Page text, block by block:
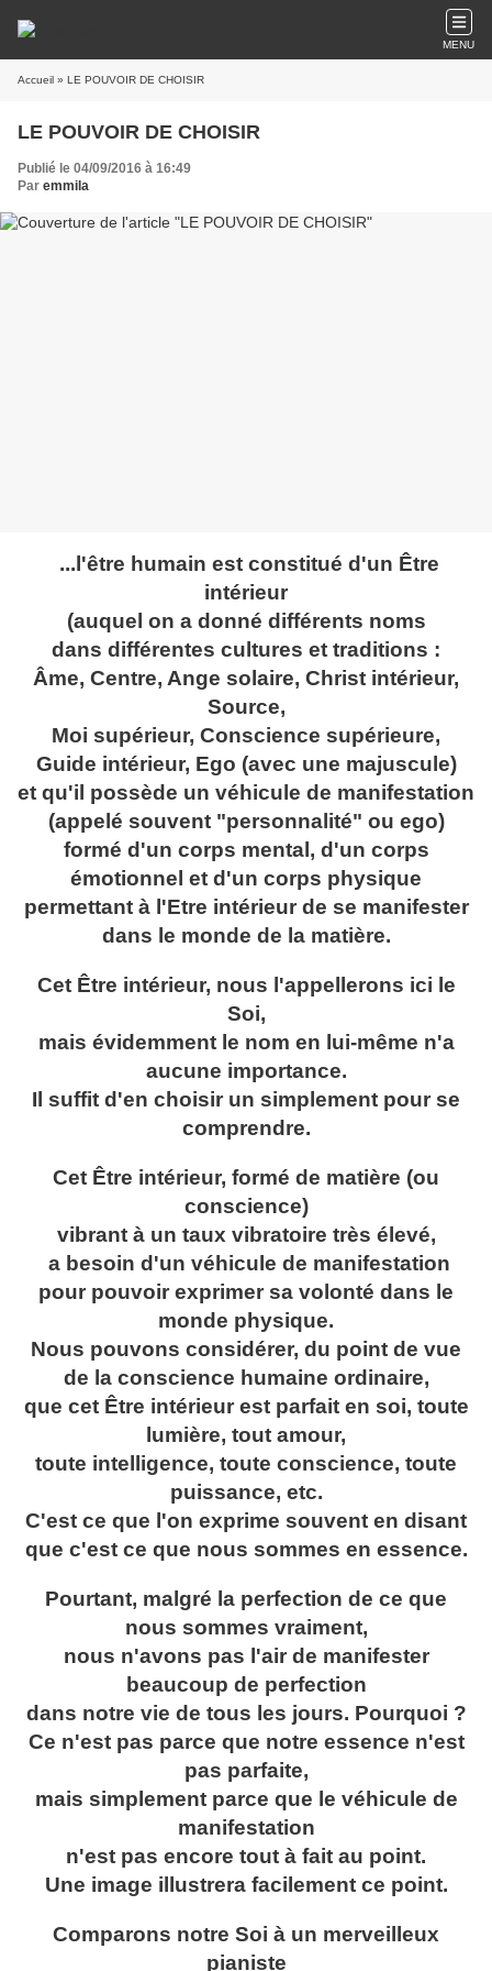
MENU
Accueil » LE POUVOIR DE CHOISIR
LE POUVOIR DE CHOISIR
Publié le 04/09/2016 à 16:49
Par emmila
...l'être humain est constitué d'un Être
intérieur
(auquel on a donné différents noms
dans différentes cultures et traditions :
Âme, Centre, Ange solaire, Christ intérieur,
Source,
Moi supérieur, Conscience supérieure,
Guide intérieur, Ego (avec une majuscule)
et qu'il possède un véhicule de manifestation
(appelé souvent "personnalité" ou ego)
formé d'un corps mental, d'un corps
émotionnel et d'un corps physique
permettant à l'Etre intérieur de se manifester
dans le monde de la matière.
Cet Être intérieur, nous l'appellerons ici le
Soi,
mais évidemment le nom en lui-même n'a
aucune importance.
Il suffit d'en choisir un simplement pour se
comprendre.
Cet Être intérieur, formé de matière (ou
conscience)
vibrant à un taux vibratoire très élevé,
a besoin d'un véhicule de manifestation
pour pouvoir exprimer sa volonté dans le
monde physique.
Nous pouvons considérer, du point de vue
de la conscience humaine ordinaire,
que cet Être intérieur est parfait en soi, toute
lumière, tout amour,
toute intelligence, toute conscience, toute
puissance, etc.
C'est ce que l'on exprime souvent en disant
que c'est ce que nous sommes en essence.
Pourtant, malgré la perfection de ce que
nous sommes vraiment,
nous n'avons pas l'air de manifester
beaucoup de perfection
dans notre vie de tous les jours. Pourquoi ?
Ce n'est pas parce que notre essence n'est
pas parfaite,
mais simplement parce que le véhicule de
manifestation
n'est pas encore tout à fait au point.
Une image illustrera facilement ce point.
Comparons notre Soi à un merveilleux
pianiste